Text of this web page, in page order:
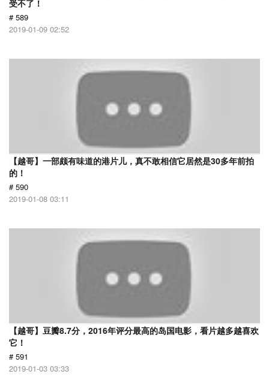
受不了！
# 589
2019-01-09 02:52
【越哥】一部颇有味道的港片儿，真不敢相信它居然是30多年前拍
的！
# 590
2019-01-08 03:11
【越哥】豆瓣8.7分，2016年评分最高的岛国电影，看片越多越喜欢
它！
# 591
2019-01-03 03:33